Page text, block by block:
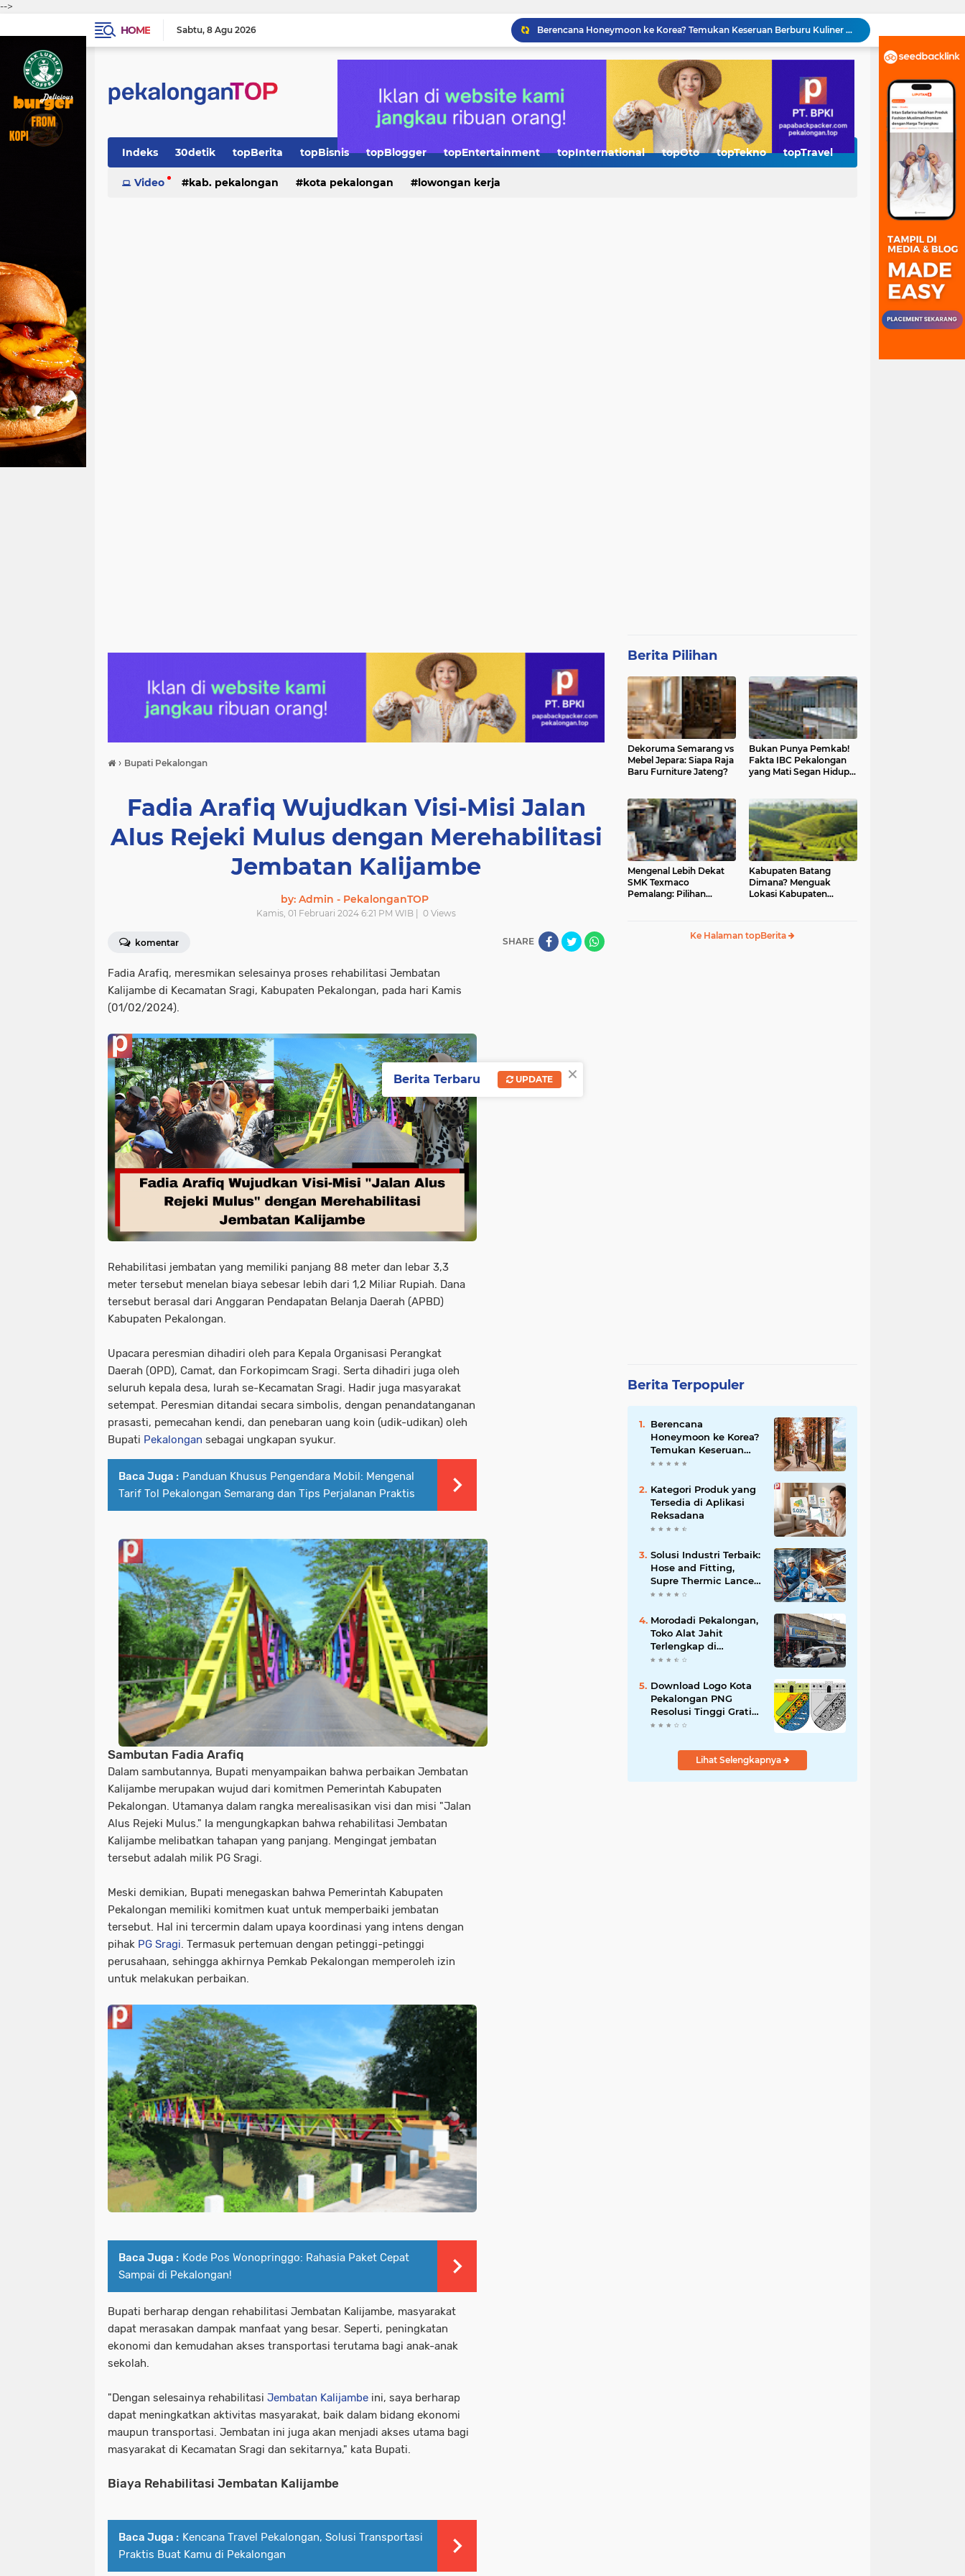
-->
HOME
Sabtu 8 Agu 2026
Penggunaan Genset di Perkotaan untuk Menjaga Stabilitas Daya
Perbedaan Finis Marmer Polished vs Honed: Mana yang Terbaik?
Pentingnya Kursus Bahasa Inggris untuk Semua Kalangan
Teknologi AI Agent OpenClaw Jadi Sorotan, Perusahaan Mulai Eksplorasi Automasi Digital
Kategori Produk yang Tersedia di Aplikasi Reksadana
Indeks 30detik topBerita topBisnis topBlogger topEntertainment topInternational topOto topTekno topTravel
Video kab. pekalongan kota pekalongan lowongan kerja
› Bupati Pekalongan
Fadia Arafiq Wujudkan Visi-Misi Jalan
Alus Rejeki Mulus dengan Merehabilitasi
Jembatan Kalijambe
by: Admin - PekalonganTOP
Kamis, 01 Februari 2024 6:21 PM WIB | 0 Views
komentar SHARE
Fadia Arafiq, meresmikan selesainya proses rehabilitasi Jembatan
Kalijambe di Kecamatan Sragi, Kabupaten Pekalongan, pada hari Kamis
(01/02/2024).
Rehabilitasi jembatan yang memiliki panjang 88 meter dan lebar 3,3
meter tersebut menelan biaya sebesar lebih dari 1,2 Miliar Rupiah. Dana
tersebut berasal dari Anggaran Pendapatan Belanja Daerah (APBD)
Kabupaten Pekalongan.
Upacara peresmian dihadiri oleh para Kepala Organisasi Perangkat
Daerah (OPD), Camat, dan Forkopimcam Sragi. Serta dihadiri juga oleh
seluruh kepala desa, lurah se-Kecamatan Sragi. Hadir juga masyarakat
setempat. Peresmian ditandai secara simbolis, dengan penandatanganan
prasasti, pemecahan kendi, dan penebaran uang koin (udik-udikan) oleh
Bupati Pekalongan sebagai ungkapan syukur.
Baca Juga : Panduan Khusus Pengendara Mobil: Mengenal
Tarif Tol Pekalongan Semarang dan Tips Perjalanan Praktis
Sambutan Fadia Arafiq
Dalam sambutannya, Bupati menyampaikan bahwa perbaikan Jembatan
Kalijambe merupakan wujud dari komitmen Pemerintah Kabupaten
Pekalongan. Utamanya dalam rangka merealisasikan visi dan misi "Jalan
Alus Rejeki Mulus." Ia mengungkapkan bahwa rehabilitasi Jembatan
Kalijambe melibatkan tahapan yang panjang. Mengingat jembatan
tersebut adalah milik PG Sragi.
Meski demikian, Bupati menegaskan bahwa Pemerintah Kabupaten
Pekalongan memiliki komitmen kuat untuk memperbaiki jembatan
tersebut. Hal ini tercermin dalam upaya koordinasi yang intens dengan
pihak PG Sragi. Termasuk pertemuan dengan petinggi-petinggi
perusahaan, sehingga akhirnya Pemkab Pekalongan memperoleh izin
untuk melakukan perbaikan.
Baca Juga : Kode Pos Wonopringgo: Rahasia Paket Cepat
Sampai di Pekalongan!
Bupati berharap dengan rehabilitasi Jembatan Kalijambe, masyarakat
dapat merasakan dampak manfaat yang besar. Seperti, peningkatan
ekonomi dan kemudahan akses transportasi terutama bagi anak-anak
sekolah.
"Dengan selesainya rehabilitasi Jembatan Kalijambe ini, saya berharap
dapat meningkatkan aktivitas masyarakat, baik dalam bidang ekonomi
maupun transportasi. Jembatan ini juga akan menjadi akses utama bagi
masyarakat di Kecamatan Sragi dan sekitarnya," kata Bupati.
Biaya Rehabilitasi Jembatan Kalijambe
Baca Juga : Kencana Travel Pekalongan, Solusi Transportasi
Praktis Buat Kamu di Pekalongan
Berita Pilihan
Dekoruma Semarang vs
Mebel Jepara: Siapa Raja
Baru Furniture Jateng?
Bukan Punya Pemkab!
Fakta IBC Pekalongan
yang Mati Segan Hidup
Mengenal Lebih Dekat
SMK Texmaco
Pemalang: Pilihan
Kabupaten Batang
Dimana? Menguak
Lokasi Kabupaten
Ke Halaman topBerita
Berita Terpopuler
Berencana
Honeymoon ke Korea?
Temukan Keseruan
Berburu Kuliner
Seoul
Kategori Produk yang
Tersedia di Aplikasi
Reksadana
Solusi Industri Terbaik:
Hose and Fitting,
Supre Thermic Lance
Cigweld dari
Indonesia
Morodadi Pekalongan,
Toko Alat Jahit
Terlengkap di
Pekalongan. Surga
Menjahit di
Pekalongan
Download Logo Kota
Pekalongan PNG
Resolusi Tinggi Gratis!
Klik di Sini!
Lihat Selengkapnya
×
Berita Terbaru UPDATE